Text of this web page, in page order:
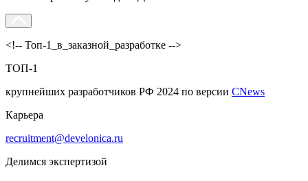
<!-- Топ-1_в_заказной_разработке -->
ТОП-1
крупнейших разработчиков РФ 2024 по версии CNews
Карьера
recruitment@develonica.ru
Делимся экспертизой